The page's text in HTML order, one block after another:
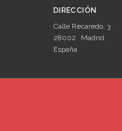
DIRECCIÓN
Calle Recaredo, 3
28002
Madrid
España